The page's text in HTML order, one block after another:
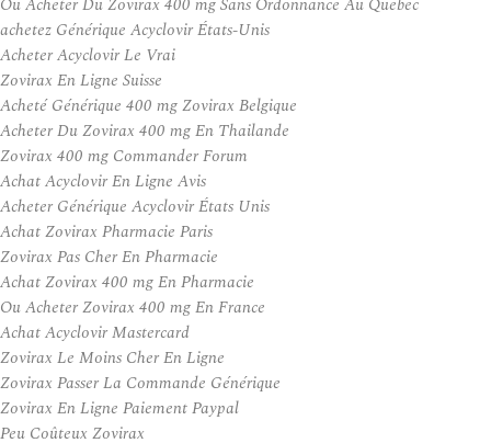
achetez Générique Acyclovir États-Unis
Acheter Acyclovir Le Vrai
Zovirax En Ligne Suisse
Acheté Générique 400 mg Zovirax Belgique
Acheter Du Zovirax 400 mg En Thailande
Zovirax 400 mg Commander Forum
Achat Acyclovir En Ligne Avis
Acheter Générique Acyclovir États Unis
Achat Zovirax Pharmacie Paris
Zovirax Pas Cher En Pharmacie
Achat Zovirax 400 mg En Pharmacie
Ou Acheter Zovirax 400 mg En France
Achat Acyclovir Mastercard
Zovirax Le Moins Cher En Ligne
Zovirax Passer La Commande Générique
Zovirax En Ligne Paiement Paypal
Peu Coûteux Zovirax